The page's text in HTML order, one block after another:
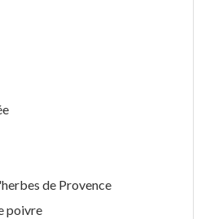
de Provence
poivre